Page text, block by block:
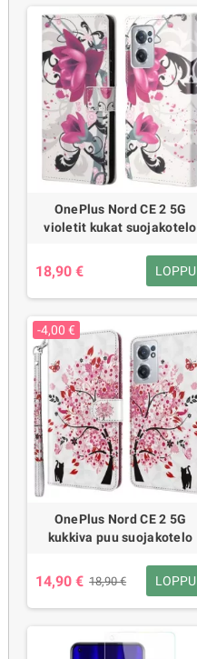
OnePlus Nord CE 2 5G
violetit kukat suojakotelo
18,90 € LOPPU
-4,00 €
OnePlus Nord CE 2 5G
kukkiva puu suojakotelo
14,90 € 18,90 € LOPPU